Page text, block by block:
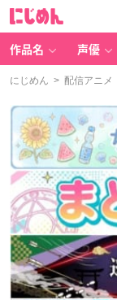
作品名 声優
にじめん > 配信アニメ